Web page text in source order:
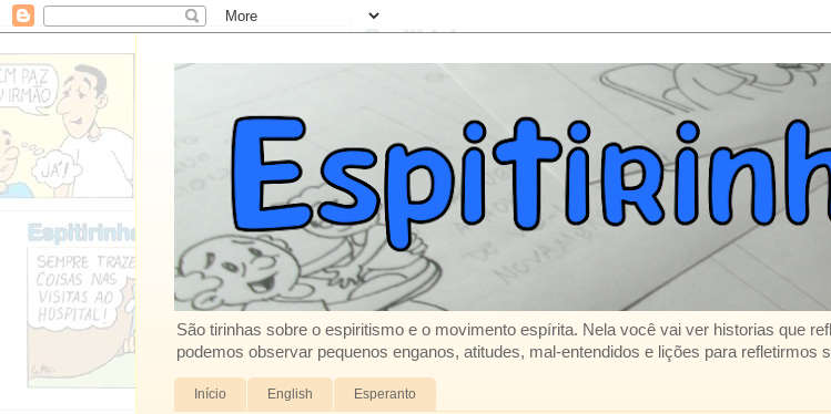
São tirinhas sobre o espiritismo e o movimento espírita. Nela você vai ver historias que
podemos observar pequenos enganos, atitudes, mal-entendidos e lições para refletirmos
Início English Esperanto